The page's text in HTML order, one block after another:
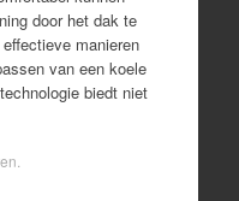
door het dak te
manieren
van een koele
biedt niet